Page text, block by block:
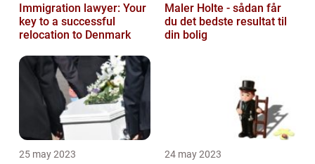
Immigration lawyer: Your
key to a successful
relocation to Denmark
Maler Holte - sådan får
du det bedste resultat til
din bolig
25 may 2023 24 may 2023